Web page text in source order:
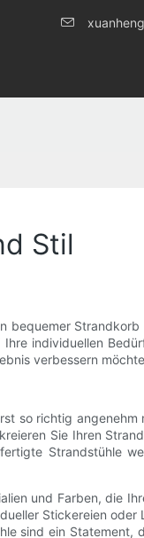
Sie uns
Stil
bequemer
individuellen
verbessern
so richtig
Sie Ihren
Strandstühle
und Farben, die
Stickereien oder
sind ein Statement,